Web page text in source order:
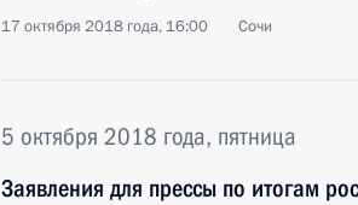
17 октября 2018 года, 16:00 Сочи
5 октября 2018 года, пятница
Заявления для прессы по итогам